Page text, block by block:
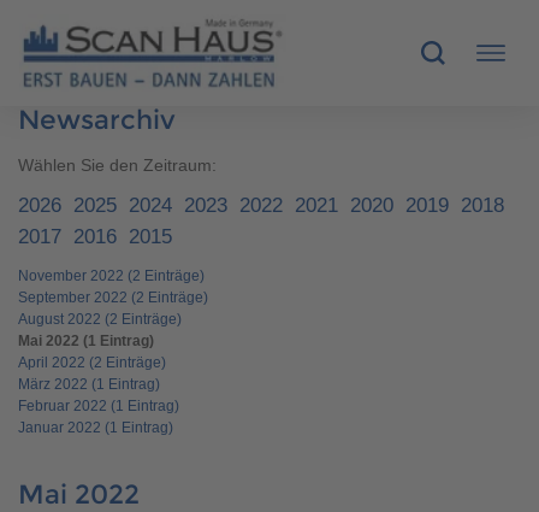
HÄUSER
MUSTERHÄUSER
SCANHAUS-VORTEILE
RUND UMS BAUEN
ÜBER UNS
Newsarchiv
Wählen Sie den Zeitraum:
2026 2025 2024 2023 2022 2021 2020 2019 2018
2017 2016 2015
November 2022 (2 Einträge)
September 2022 (2 Einträge)
August 2022 (2 Einträge)
Mai 2022 (1 Eintrag)
April 2022 (2 Einträge)
März 2022 (1 Eintrag)
Februar 2022 (1 Eintrag)
Januar 2022 (1 Eintrag)
Mai 2022